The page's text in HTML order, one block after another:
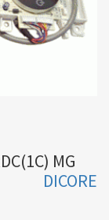
MG
DICORE